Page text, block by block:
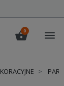
shopping_basket
0 menu